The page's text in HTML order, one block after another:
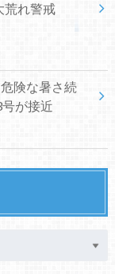
荒れ警戒
険な暑さ続
が接近